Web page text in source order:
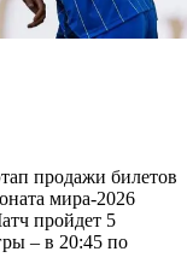
продажи билетов
мира-2026
пройдет 5
– в 20:45 по